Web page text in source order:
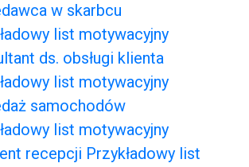
w skarbcu
list motywacyjny
ds. obsługi klienta
list motywacyjny
samochodów
list motywacyjny
recepcji Przykładowy list